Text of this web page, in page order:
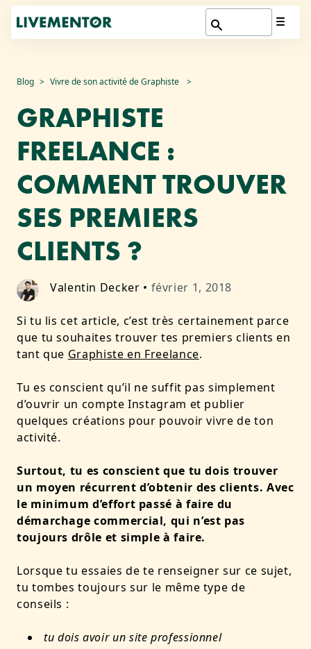
Aller
contenu
Blog Vivre de son activité de Graphiste
GRAPHISTE
FREELANCE :
COMMENT TROUVER
SES PREMIERS
CLIENTS ?
Valentin Decker • février 1, 2018
Si tu lis cet article, c’est très certainement parce
que tu souhaites trouver tes premiers clients en
tant que Graphiste en Freelance.
Tu es conscient qu’il ne suffit pas simplement
d’ouvrir un compte Instagram et publier
quelques créations pour pouvoir vivre de ton
activité.
Surtout, tu es conscient que tu dois trouver
un moyen récurrent d’obtenir des clients. Avec
le minimum d’effort passé à faire du
démarchage commercial, qui n’est pas
toujours drôle et simple à faire.
Lorsque tu essaies de te renseigner sur ce sujet,
tu tombes toujours sur le même type de
conseils :
tu dois avoir un site professionnel